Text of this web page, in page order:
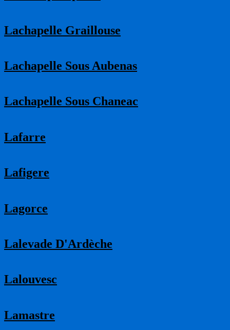
Lachapelle Graillouse
Lachapelle Sous Aubenas
Lachapelle Sous Chaneac
Lafarre
Lafigere
Lagorce
Lalevade D'Ardèche
Lalouvesc
Lamastre